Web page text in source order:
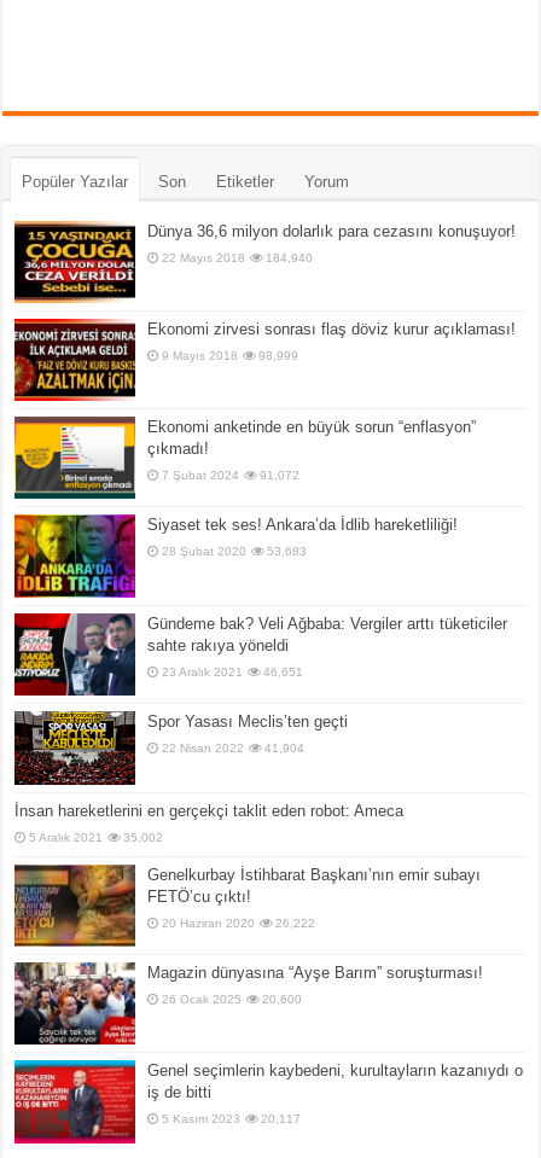
Popüler Yazılar Son Etiketler Yorum
Dünya 36,6 milyon dolarlık para cezasını konuşuyor!
22 Mayıs 2018 184,940
Ekonomi zirvesi sonrası flaş döviz kurur açıklaması!
9 Mayıs 2018 98,999
Ekonomi anketinde en büyük sorun “enflasyon”
çıkmadı!
7 Şubat 2024 91,072
Siyaset tek ses! Ankara’da İdlib hareketliliği!
28 Şubat 2020 53,683
Gündeme bak? Veli Ağbaba: Vergiler arttı tüketiciler
sahte rakıya yöneldi
23 Aralık 2021 46,651
Spor Yasası Meclis’ten geçti
22 Nisan 2022 41,904
İnsan hareketlerini en gerçekçi taklit eden robot: Ameca
5 Aralık 2021 35,002
Genelkurbay İstihbarat Başkanı’nın emir subayı
FETÖ’cu çıktı!
20 Haziran 2020 26,222
Magazin dünyasına “Ayşe Barım” soruşturması!
26 Ocak 2025 20,600
Genel seçimlerin kaybedeni, kurultayların kazanıydı o
iş de bitti
5 Kasım 2023 20,117